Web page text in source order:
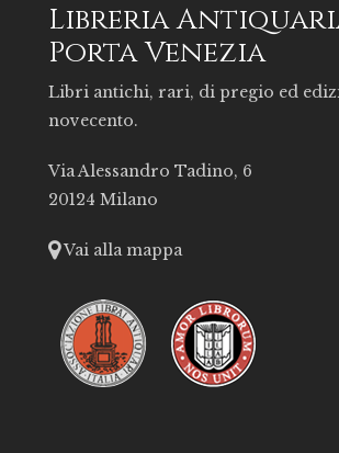
Libreria
Porta Venezia
Libri antichi, rari, di pregio ed
novecento.
Via Alessandro Tadino, 6
20124 Milano
Vai alla mappa